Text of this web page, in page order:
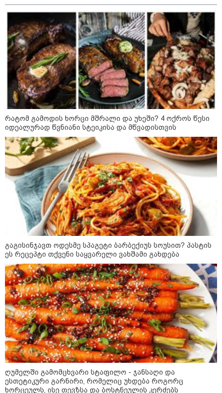
საქართველოს მთავრობას, მისი
დაუყოვნებლივი და უპირობო
გათავისუფლებისკენ" - რას
წერს ეუთო-ს წარმომადგენელი
მზია ამაღლობელზე?
კატეგორიის ყველა სიახლე
აგვისტოს ომში, გორში
საბრძოლო ნათლობა მიღებული
რუსული „ისკანდერი“ დღეს კიევის
მთავარ კოშმარად იქცა
კრეისერ "ედინბურგის" საიდუმლო:
როგორ იპოვეს 40 წლის შემდეგ 5
ტონა "სტალინის ოქრო"
ედუარდ შევარდნაძის
სკანდალური საჩუქარი პუტინს და
რუსეთის პრეზიდენტის მუქარა,
რომელიც 6 წლის შემდეგ
აასრულა
სექტემბერ-ოქტომბერში პუტინი
აღმოსავლეთ ევროპას
დაარტყამს?! - ლაშა
ძებისაშვილის ანალიზი: "რუსები
მობი­ლიზაციისთვის ემზადებიან -
500 000-მდე კაცი უნდა გაიწვიონ
ომში"
რატომ გამოდის ხორცი მშრალი და უხეში? 4 ოქროს წესი
იდეალურად წვნიანი სტეიკისა და მწვადისთვის
გაგისინჯავთ ოდესმე სპაგეტი ბარბექიუს სოუსით? პასტის
ეს რეცეპტი თქვენი საყვარელი ვახშამი გახდება
ღუმელში გამომცხვარი სტაფილო - ჯანსაღი და
ესთეტიკური გარნირი, რომელიც უხდება როგორც
ხორცეულს, ისე თევზსა და ბოსტნეულის კერძებს